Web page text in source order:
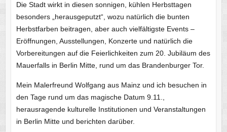
Die Stadt wirkt in diesen sonnigen, kühlen Herbsttagen
besonders „herausgeputzt“, wozu natürlich die bunten
Herbstfarben beitragen, aber auch vielfältigste Events –
Eröffnungen, Ausstellungen, Konzerte und natürlich die
Vorbereitungen auf die Feierlichkeiten zum 20. Jubiläum des
Mauerfalls in Berlin Mitte, rund um das Brandenburger Tor.
Mein Malerfreund Wolfgang aus Mainz und ich besuchen in
den Tage rund um das magische Datum 9.11.,
herausragende kulturelle Institutionen und Veranstaltungen
in Berlin Mitte und berichten darüber.